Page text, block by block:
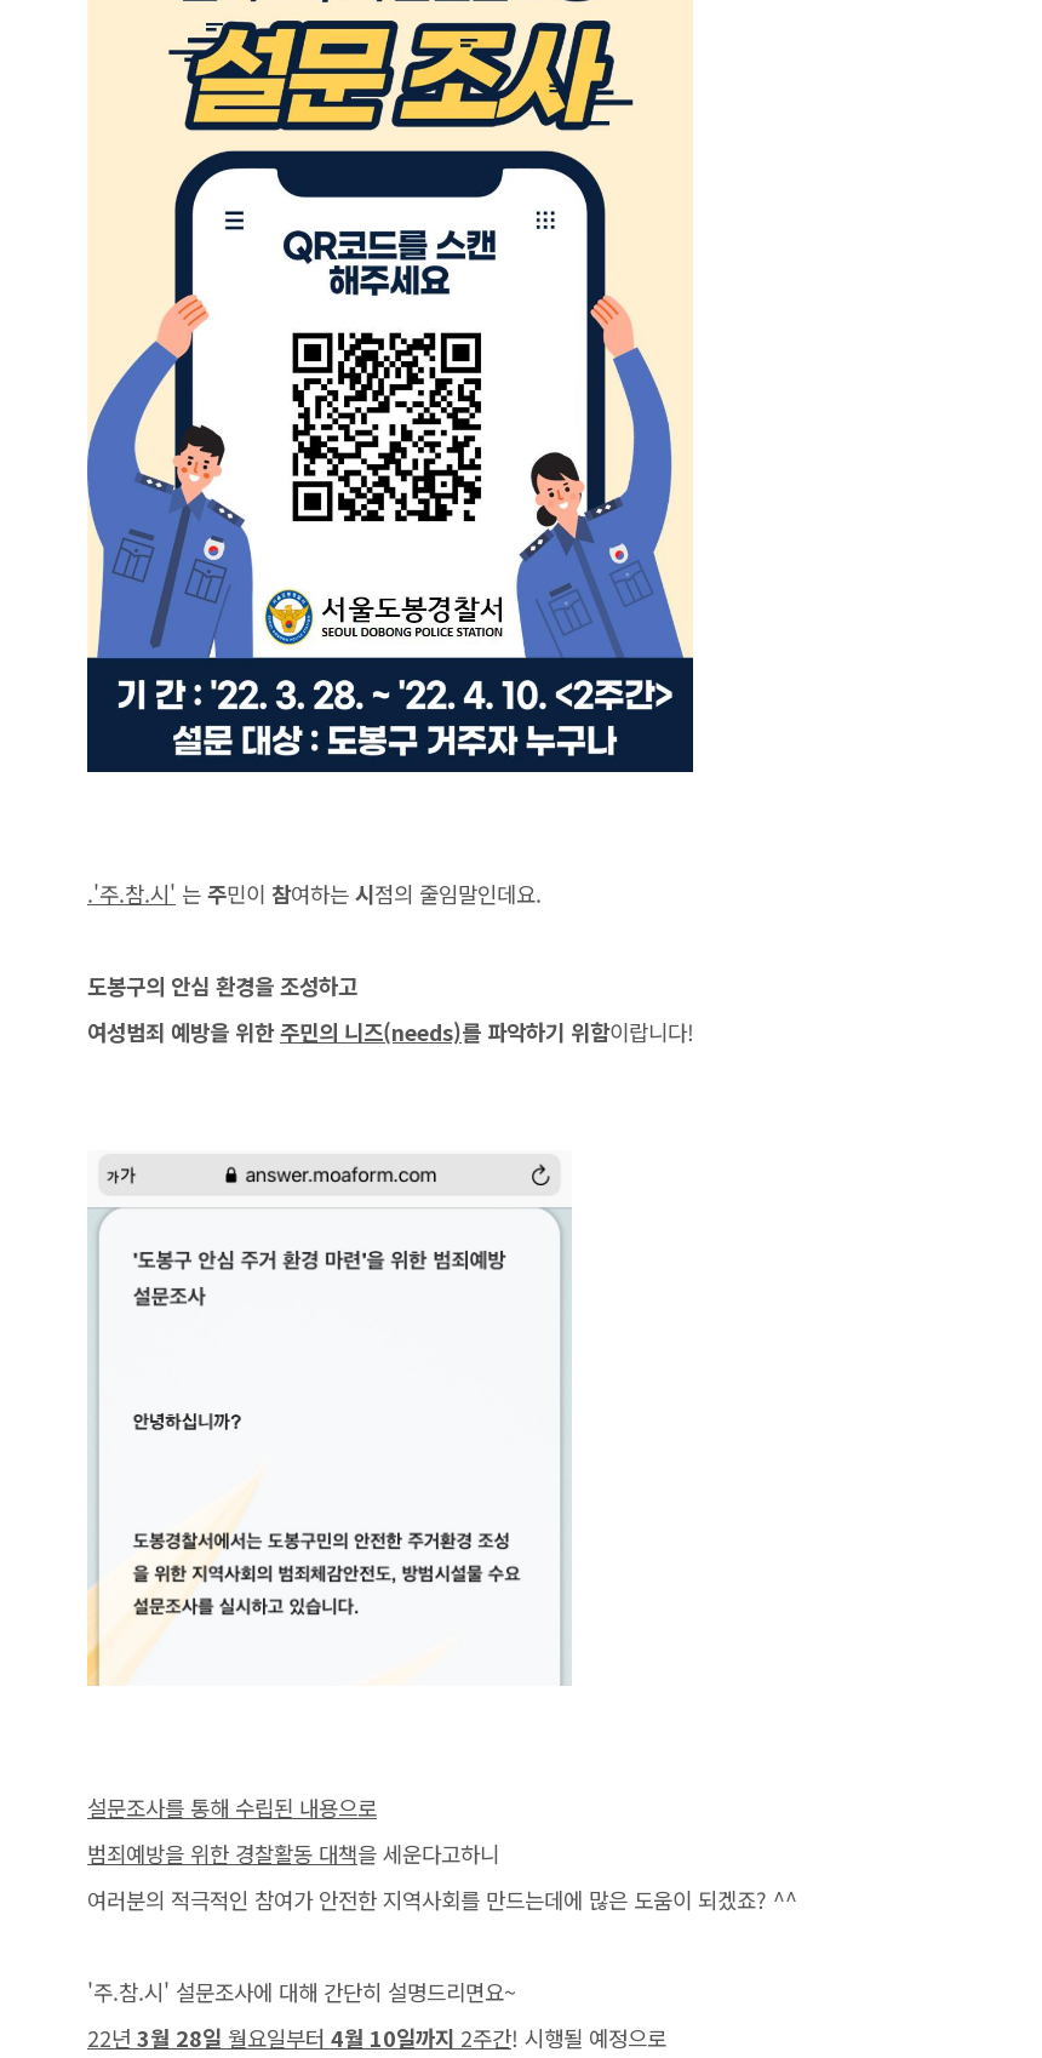
.'주.참.시' 는주민이 참여하는시점의 줄임말인데요.
도봉구의 안심 환경을 조성하고
여성범죄 예방을 위한주민의 니즈(needs)를 파악하기 위함이랍니다!
설문조사를 통해 수립된 내용으로
범죄예방을 위한 경찰활동 대책을 세운다고하니
여러분의 적극적인 참여가 안전한 지역사회를 만드는데에 많은 도움이 되겠죠? ^^
'주.참.시' 설문조사에 대해 간단히 설명드리면요~
22년 3월 28일 월요일부터 4월 10일까지 2주간! 시행될 예정으로